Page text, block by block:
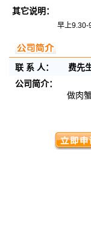
其它说明：
早上9.30-
联 系 人： 费先
公司简介：
做肉